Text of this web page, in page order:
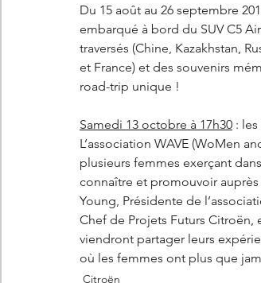
Du 15 août au 26 septembre
embarqué à bord du SUV C5
traversés (Chine, Kazakhstan,
et France) et des souvenirs
road-trip unique !
Samedi 13 octobre à 17h30 :
L’association WAVE (WoMen
plusieurs femmes exerçant
connaître et promouvoir
Young, Présidente de
Chef de Projets Futurs Citroën,
viendront partager leurs
où les femmes ont plus que
Citroën